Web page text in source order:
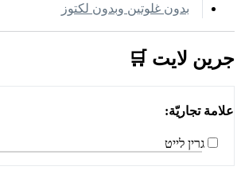
بدون غلوتين وبدون لكتوز
جرين لايت 🛒
علامة تجاريّة:
גרין לייט